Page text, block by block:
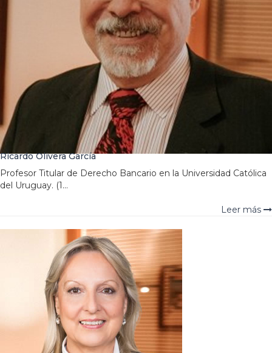
Ricardo Olivera García
Profesor Titular de Derecho Bancario en la Universidad Católica
del Uruguay. (1...
Leer más